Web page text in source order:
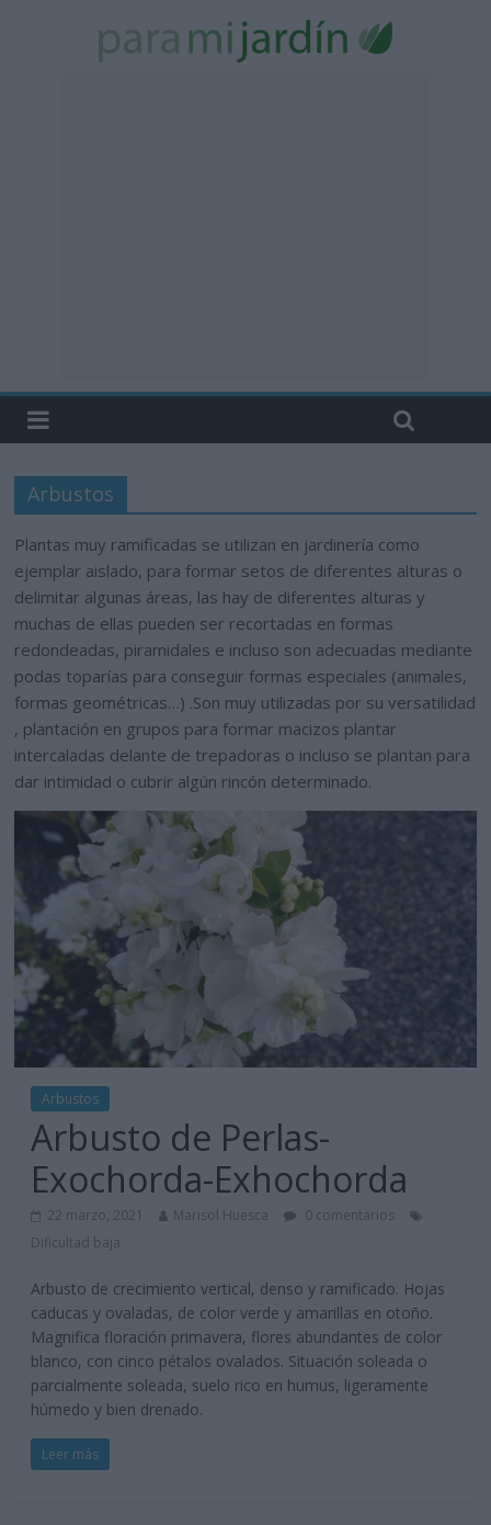
Arbustos
Plantas muy ramificadas se utilizan en jardinería como
ejemplar aislado, para formar setos de diferentes alturas o
delimitar algunas áreas, las hay de diferentes alturas y
muchas de ellas pueden ser recortadas en formas
redondeadas, piramidales e incluso son adecuadas mediante
podas toparías para conseguir formas especiales (animales,
formas geométricas…) .Son muy utilizadas por su versatilidad
, plantación en grupos para formar macizos plantar
intercaladas delante de trepadoras o incluso se plantan para
dar intimidad o cubrir algún rincón determinado.
Arbustos
Arbusto de Perlas-
Exochorda-Exhochorda
22 marzo, 2021 Marisol Huesca
0 comentarios
Dificultad baja
Arbusto de crecimiento vertical, denso y ramificado. Hojas
caducas y ovaladas, de color verde y amarillas en otoño.
Magnifica floración primavera, flores abundantes de color
blanco, con cinco pétalos ovalados. Situación soleada o
parcialmente soleada, suelo rico en humus, ligeramente
húmedo y bien drenado.
Leer más